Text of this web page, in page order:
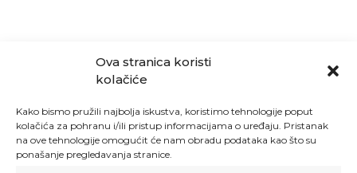
Ova stranica koristi
kolačiće
Kako bismo pružili najbolja iskustva, koristimo tehnologije poput
kolačića za pohranu i/ili pristup informacijama o uređaju. Pristanak
na ove tehnologije omogućit će nam obradu podataka kao što su
ponašanje pregledavanja stranice.